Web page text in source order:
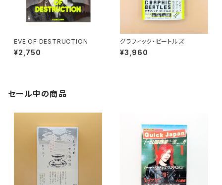
EVE OF DESTRUCTION
¥2,750
グラフィック・ビートルズ
¥3,960
セール中の商品